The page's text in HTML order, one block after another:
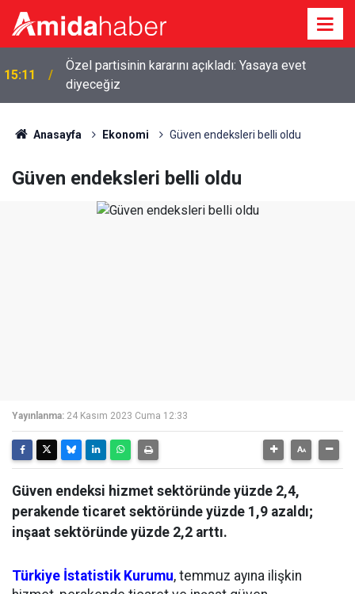
15:11
Özel partisinin kararını açıkladı: Yasaya evet
diyeceğiz
Anasayfa Ekonomi Güven endeksleri belli oldu
Güven endeksleri belli oldu
Yayınlanma: 24 Kasım 2023 Cuma 12:33
Güven endeksi hizmet sektöründe yüzde 2,4,
perakende ticaret sektöründe yüzde 1,9 azaldı;
inşaat sektöründe yüzde 2,2 arttı.
Türkiye İstatistik Kurumu, temmuz ayına ilişkin